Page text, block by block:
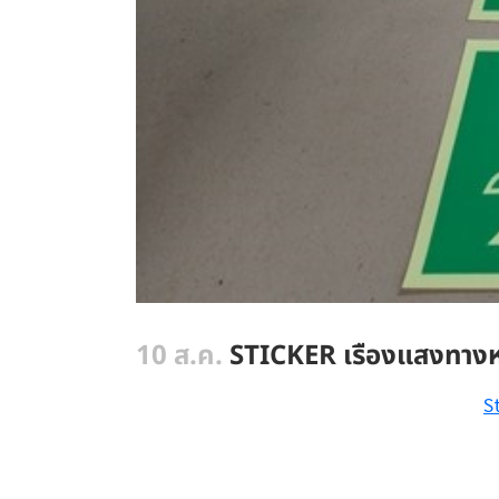
10 ส.ค. STICKER เรืองแสงทา